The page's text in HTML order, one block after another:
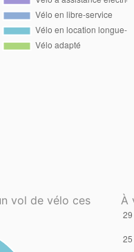
vol de vélo ces
À